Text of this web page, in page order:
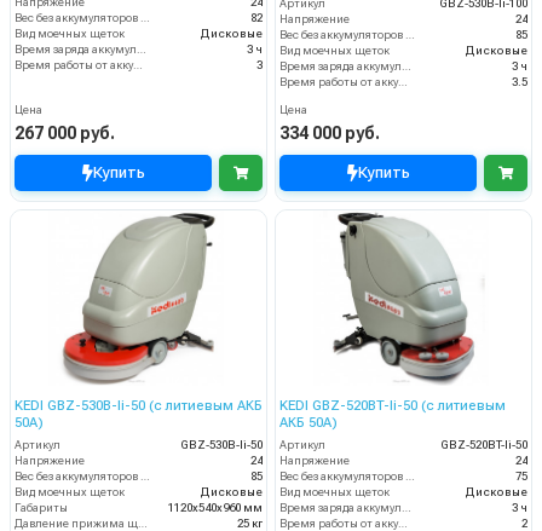
82
Вид моечных щеток
Дисковые
3 ч
Время работы от аккумуляторов (ч)
3
Цена
267 000 руб.
Купить
Артикул
GBZ-530B-li-100
Напряжение
24
85
Вид моечных щеток
Дисковые
3 ч
Время работы от аккумуляторов (ч)
3.5
Цена
334 000 руб.
Купить
KEDI GBZ-530B-li-50 (с литиевым АКБ
50А)
Артикул
GBZ-530B-li-50
Напряжение
24
85
Вид моечных щеток
Дисковые
Габариты
1120х540х960 мм
25 кг
KEDI GBZ-520BT-li-50 (с литиевым
АКБ 50А)
Артикул
GBZ-520BT-li-50
Напряжение
24
75
Вид моечных щеток
Дисковые
3 ч
Время работы от аккумуляторов (ч)
2